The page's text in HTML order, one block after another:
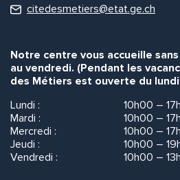
citedesmetiers@etat.ge.ch
Notre centre vous accueille
au vendredi. (Pendant les
des Métiers est ouverte du lundi
Lundi :
10h00 –
Mardi :
10h00 –
Mercredi :
10h00 –
Jeudi :
10h00 –
Vendredi :
10h00 –